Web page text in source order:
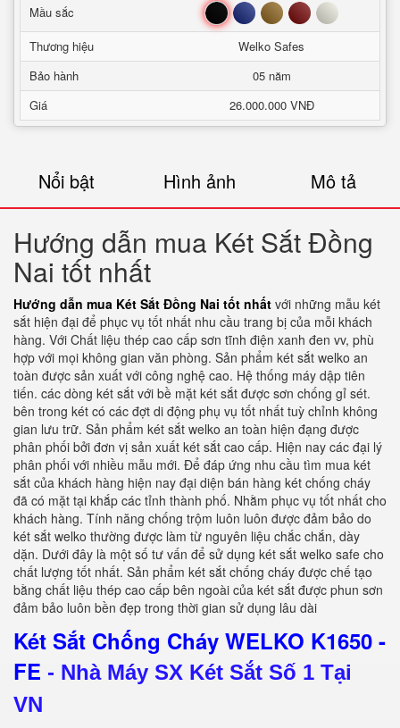
Mầu sắc
Đen Xanh Nâu Đỏ Trắng
Thương hiệu
Welko Safes
Bảo hành
05 năm
Giá
26.000.000 VNĐ
Nổi bật Hình ảnh Mô tả
Hướng dẫn mua Két Sắt Đồng
Nai tốt nhất
Hướng dẫn mua Két Sắt Đồng Nai tốt nhất với những mẫu két
sắt hiện đại để phục vụ tốt nhất nhu cầu trang bị của mỗi khách
hàng. Với Chất liệu thép cao cấp sơn tĩnh điện xanh đen vv, phù
hợp với mọi không gian văn phòng. Sản phẩm két sắt welko an
toàn được sản xuất với công nghệ cao. Hệ thống máy dập tiên
tiến. các dòng két sắt với bề mặt két sắt được sơn chống gỉ sét.
bên trong két có các đợt di động phụ vụ tốt nhất tuỳ chỉnh không
gian lưu trữ. Sản phẩm két sắt welko an toàn hiện đạng được
phân phối bởi đơn vị sản xuất két sắt cao cấp. Hiện nay các đại lý
phân phối với nhiều mẫu mới. Để đáp ứng nhu cầu tìm mua két
sắt của khách hàng hiện nay đại diện bán hàng két chống cháy
đã có mặt tại khắp các tỉnh thành phố. Nhằm phục vụ tốt nhất cho
khách hàng. Tính năng chống trộm luôn luôn được đảm bảo do
két sắt welko thường được làm từ nguyên liệu chắc chắn, dày
dặn. Dưới đây là một số tư vấn để sử dụng két sắt welko safe cho
chất lượng tốt nhất. Sản phẩm két sắt chống cháy được chế tạo
bằng chất liệu thép cao cấp bên ngoài của két sắt được phun sơn
đảm bảo luôn bền đẹp trong thời gian sử dụng lâu dài
Két Sắt Chống Cháy WELKO K1650 -
FE - Nhà Máy SX Két Sắt Số 1 Tại
VN